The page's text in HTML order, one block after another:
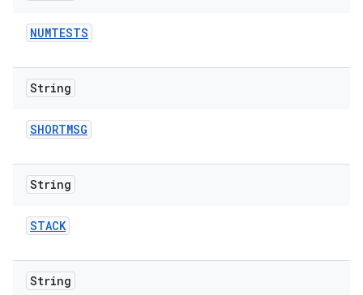
NUMTESTS
String
SHORTMSG
String
STACK
String